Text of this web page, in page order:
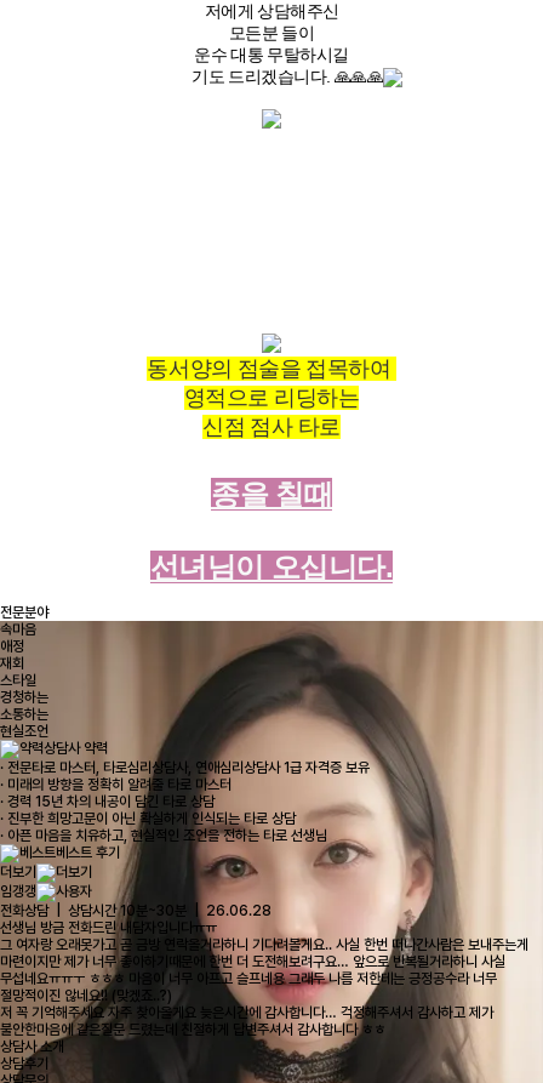
저에게 상담해주신
모든분 들이
운수 대통 무탈하시길
기도 드리겠습니다. 🙏🙏🙏
동서양의 점술을 접목하여
영적으로 리딩하는
신점 점사 타로
종을 칠때
선녀님이 오십니다.
전문분야
속마음
애정
재회
스타일
경청하는
소통하는
현실조언
상담사 약력
· 전문타로 마스터, 타로심리상담사, 연애심리상담사 1급 자격증 보유
· 미래의 방향을 정확히 알려줄 타로 마스터
· 경력 15년 차의 내공이 담긴 타로 상담
· 진부한 희망고문이 아닌 확실하게 인식되는 타로 상담
· 아픈 마음을 치유하고, 현실적인 조언을 전하는 타로 선생님
베스트 후기
더보기
임갱갱
전화상담 | 상담시간 10분~30분 | 26.06.28
선생님 방금 전화드린 내담자입니다ㅠㅠ
그 여자랑 오래못가고 곧 금방 연락올거라하니 기다려볼게요.. 사실 한번 떠나간사람은 보내주는게
마련이지만 제가 너무 좋아하기때문에 한번 더 도전해보려구요… 앞으로 반복될거라하니 사실
무섭네요ㅠㅠㅜ ㅎㅎㅎ 마음이 너무 아프고 슬프네용 그래두 나름 저한테는 긍정공수라 너무
절망적이진 않네요!! (맞겠죠..?)
저 꼭 기억해주세요 자주 찾아올게요 늦은시간에 감사합니다… 걱정해주셔서 감사하고 제가
불안한마음에 같은질문 드렸는데 친절하게 답변주셔서 감사합니다 ㅎㅎ
상담사 소개
상담후기